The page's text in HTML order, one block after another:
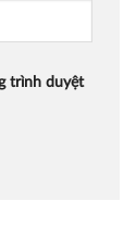
trình duyệt